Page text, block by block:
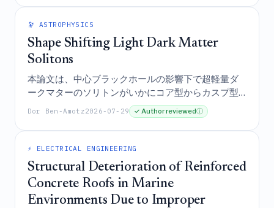
🔭 ASTROPHYSICS
Shape Shifting Light Dark Matter
Solitons
本論文は、中心ブラックホールの影響下で超軽量ダ
ークマターのソリトンがいかにコア型からカスプ型
へと形状変化するかを記述する統一的な解析モデル
を提示しており、これらの形状変化および潜在的な
中心ブラックホールを考慮に入れることで、矮小銀
河の観測結果が約1.5 ×10
粒子質量と一致することを実証している。
Dor Ben-Amotz2026-07-29 ✓ Author reviewedⓘ
⚡ ELECTRICAL ENGINEERING
Structural Deterioration of Reinforced
Concrete Roofs in Marine
Environments Due to Improper